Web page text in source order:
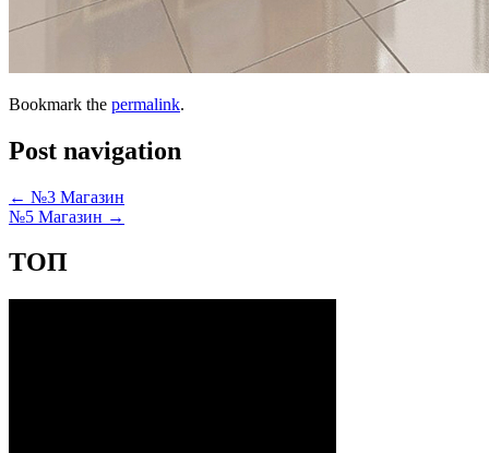
Bookmark the permalink.
Post navigation
← №3 Магазин
№5 Магазин →
ТОП